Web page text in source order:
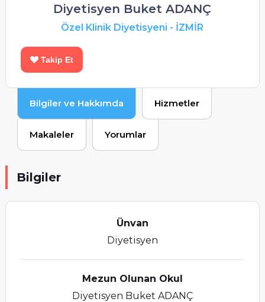
Diyetisyen Buket ADANÇ
Özel Klinik Diyetisyeni - İZMİR
Takip Et
Bilgiler ve Hakkımda Hizmetler
Makaleler Yorumlar
Bilgiler
Ünvan
Diyetisyen
Mezun Olunan Okul
Diyetisyen Buket ADANÇ